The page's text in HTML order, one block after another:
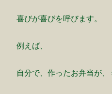
喜びが喜びを呼びます。
例えば、
自分で、作ったお弁当が